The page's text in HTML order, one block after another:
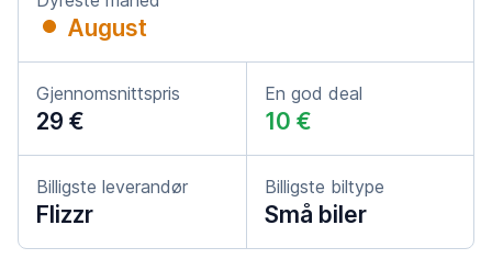
August
Gjennomsnittspris
29 €
En god deal
10 €
Billigste leverandør
Flizzr
Billigste biltype
Små biler